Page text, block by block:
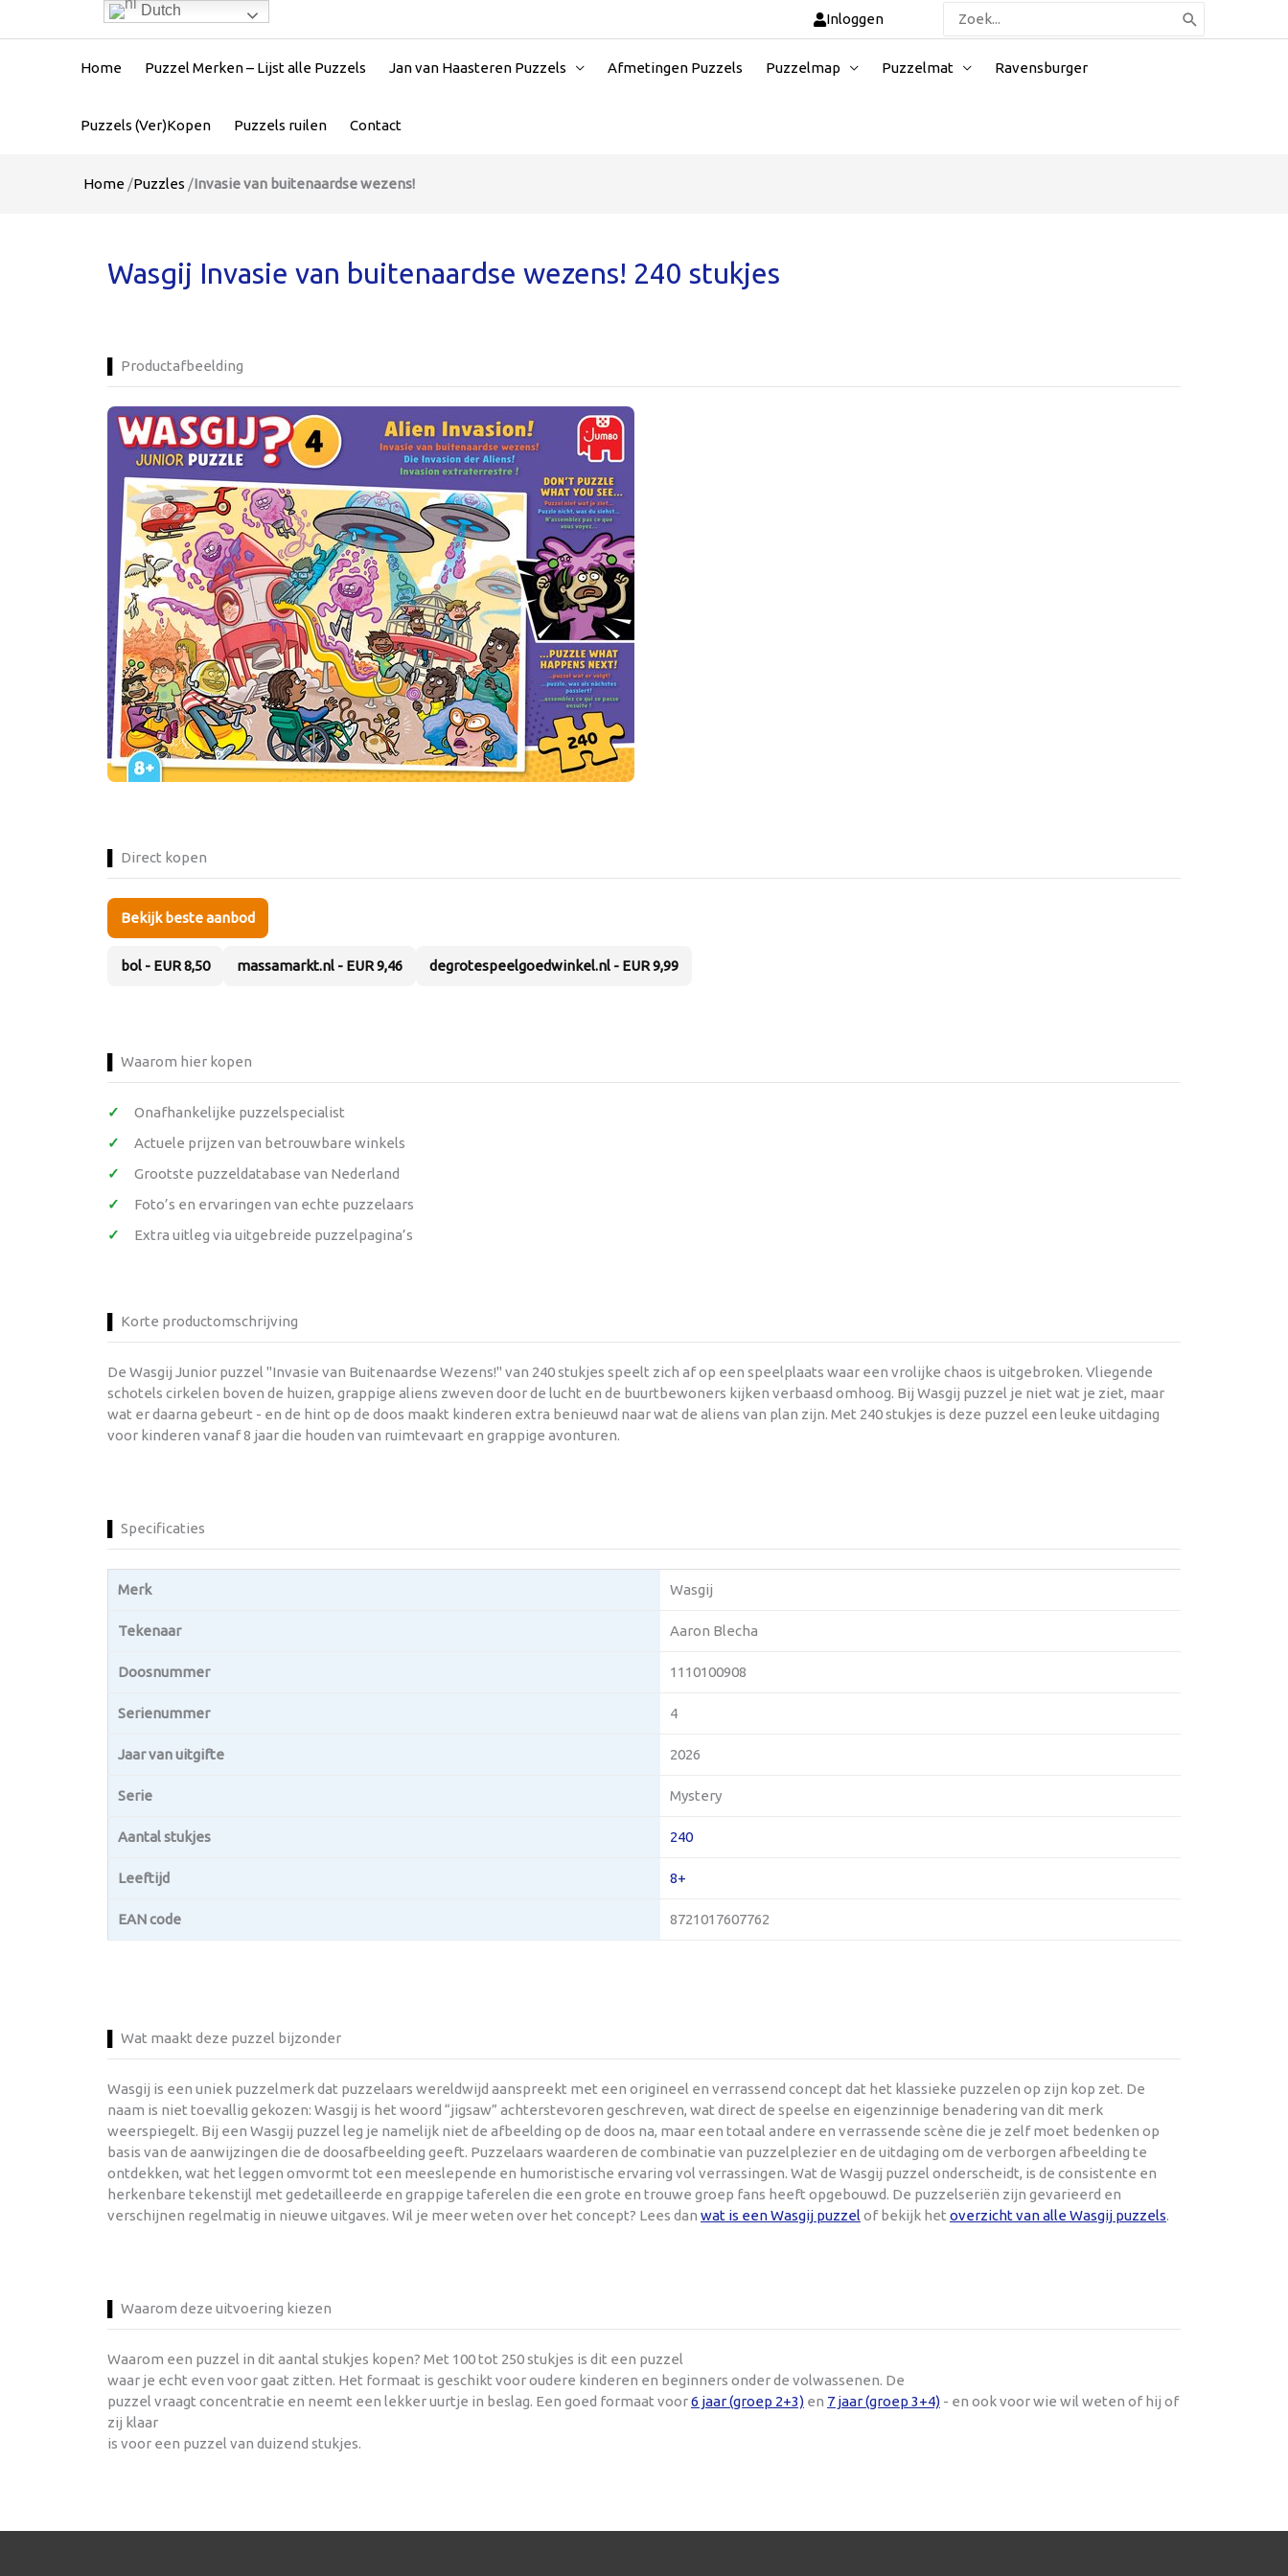
Inloggen
Zoeken
naar:
Home Puzzel Merken – Lijst alle Puzzels Jan van Haasteren Puzzels Afmetingen Puzzels Puzzelmap Puzzelmat Ravensburger
Puzzels (Ver)Kopen Puzzels ruilen Contact
Home /Puzzles /Invasie van buitenaardse wezens!
Wasgij Invasie van buitenaardse wezens! 240 stukjes
Productafbeelding
Direct kopen
Bekijk beste aanbod
bol - EUR 8,50 massamarkt.nl - EUR 9,46 degrotespeelgoedwinkel.nl - EUR 9,99
Waarom hier kopen
Onafhankelijke puzzelspecialist
Actuele prijzen van betrouwbare winkels
Grootste puzzeldatabase van Nederland
Foto’s en ervaringen van echte puzzelaars
Extra uitleg via uitgebreide puzzelpagina’s
Korte productomschrijving
De Wasgij Junior puzzel "Invasie van Buitenaardse Wezens!" van 240 stukjes speelt zich af op een speelplaats waar een vrolijke chaos is uitgebroken. Vliegende
schotels cirkelen boven de huizen, grappige aliens zweven door de lucht en de buurtbewoners kijken verbaasd omhoog. Bij Wasgij puzzel je niet wat je ziet, maar
wat er daarna gebeurt - en de hint op de doos maakt kinderen extra benieuwd naar wat de aliens van plan zijn. Met 240 stukjes is deze puzzel een leuke uitdaging
voor kinderen vanaf 8 jaar die houden van ruimtevaart en grappige avonturen.
Specificaties
Merk Wasgij
Tekenaar Aaron Blecha
Doosnummer 1110100908
Serienummer 4
Jaar van uitgifte 2026
Serie Mystery
Aantal stukjes 240
Leeftijd 8+
EAN code 8721017607762
Wat maakt deze puzzel bijzonder
Wasgij is een uniek puzzelmerk dat puzzelaars wereldwijd aanspreekt met een origineel en verrassend concept dat het klassieke puzzelen op zijn kop zet. De
naam is niet toevallig gekozen: Wasgij is het woord “jigsaw” achterstevoren geschreven, wat direct de speelse en eigenzinnige benadering van dit merk
weerspiegelt. Bij een Wasgij puzzel leg je namelijk niet de afbeelding op de doos na, maar een totaal andere en verrassende scène die je zelf moet bedenken op
basis van de aanwijzingen die de doosafbeelding geeft. Puzzelaars waarderen de combinatie van puzzelplezier en de uitdaging om de verborgen afbeelding te
ontdekken, wat het leggen omvormt tot een meeslepende en humoristische ervaring vol verrassingen. Wat de Wasgij puzzel onderscheidt, is de consistente en
herkenbare tekenstijl met gedetailleerde en grappige taferelen die een grote en trouwe groep fans heeft opgebouwd. De puzzelseriën zijn gevarieerd en
verschijnen regelmatig in nieuwe uitgaves. Wil je meer weten over het concept? Lees dan wat is een Wasgij puzzel of bekijk het overzicht van alle Wasgij puzzels.
Waarom deze uitvoering kiezen
Waarom een puzzel in dit aantal stukjes kopen? Met 100 tot 250 stukjes is dit een puzzel
waar je echt even voor gaat zitten. Het formaat is geschikt voor oudere kinderen en beginners onder de volwassenen. De
puzzel vraagt concentratie en neemt een lekker uurtje in beslag. Een goed formaat voor6 jaar (groep 2+3) en 7 jaar (groep 3+4) - en ook voor wie wil weten of hij of
zij klaar
is voor een puzzel van duizend stukjes.
Dutch